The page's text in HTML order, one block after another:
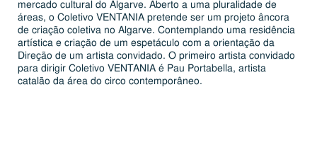
mercado cultural do Algarve. Aberto a uma plu­ra­li­dade de
áreas, o Coletivo VENTANIA pretende ser um projeto âncora
de criação coletiva no Algarve. Con­tem­plando uma re­si­dên­cia
ar­tís­tica e criação de um es­pe­tá­culo com a ori­en­ta­ção da
Direção de um artista con­vi­dado. O primeiro artista con­vi­dado
para dirigir Coletivo VENTANIA é Pau Por­ta­bella, artista
catalão da área do circo con­tem­po­râ­neo.